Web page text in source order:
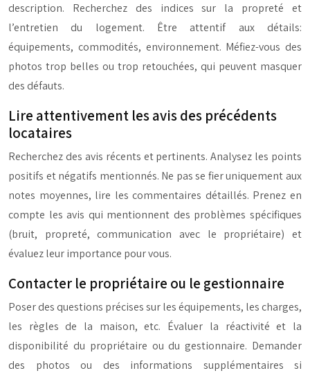
description. Recherchez des indices sur la propreté et
l’entretien du logement. Être attentif aux détails:
équipements, commodités, environnement. Méfiez-vous des
photos trop belles ou trop retouchées, qui peuvent masquer
des défauts.
Lire attentivement les avis des précédents
locataires
Recherchez des avis récents et pertinents. Analysez les points
positifs et négatifs mentionnés. Ne pas se fier uniquement aux
notes moyennes, lire les commentaires détaillés. Prenez en
compte les avis qui mentionnent des problèmes spécifiques
(bruit, propreté, communication avec le propriétaire) et
évaluez leur importance pour vous.
Contacter le propriétaire ou le gestionnaire
Poser des questions précises sur les équipements, les charges,
les règles de la maison, etc. Évaluer la réactivité et la
disponibilité du propriétaire ou du gestionnaire. Demander
des photos ou des informations supplémentaires si